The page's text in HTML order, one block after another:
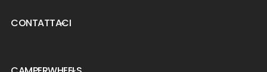
CONTATTACI
